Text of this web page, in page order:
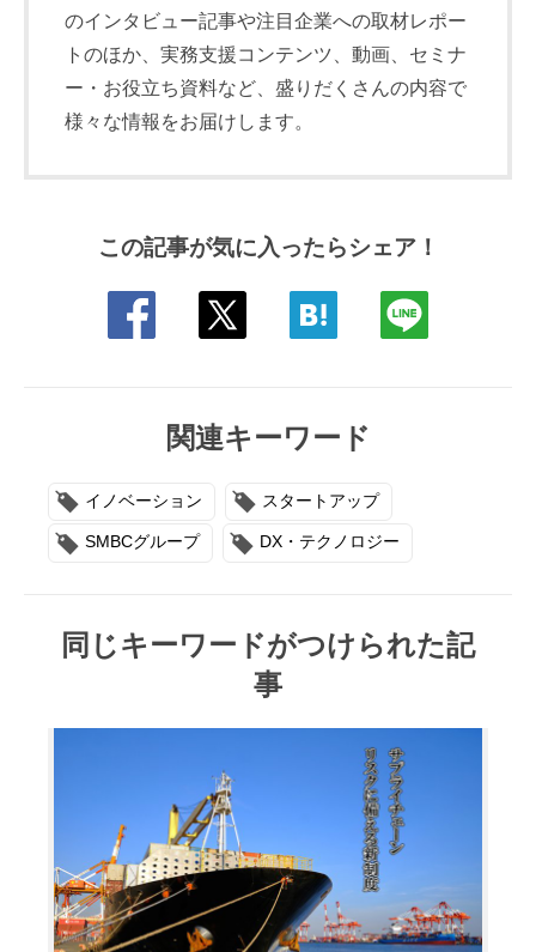
のインタビュー記事や注目企業への取材レポー
トのほか、実務支援コンテンツ、動画、セミナ
ー・お役立ち資料など、盛りだくさんの内容で
様々な情報をお届けします。
この記事が気に入ったらシェア！
関連キーワード
イノベーション スタートアップ
SMBCグループ DX・テクノロジー
同じキーワードがつけられた記
事